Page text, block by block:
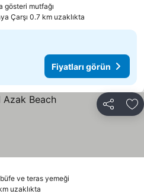
gösteri mutfağı
Çarşı 0.7 km uzaklıkta
Fiyatları görün
Paylaş
ve teras yemeği
görün
uzaklıkta